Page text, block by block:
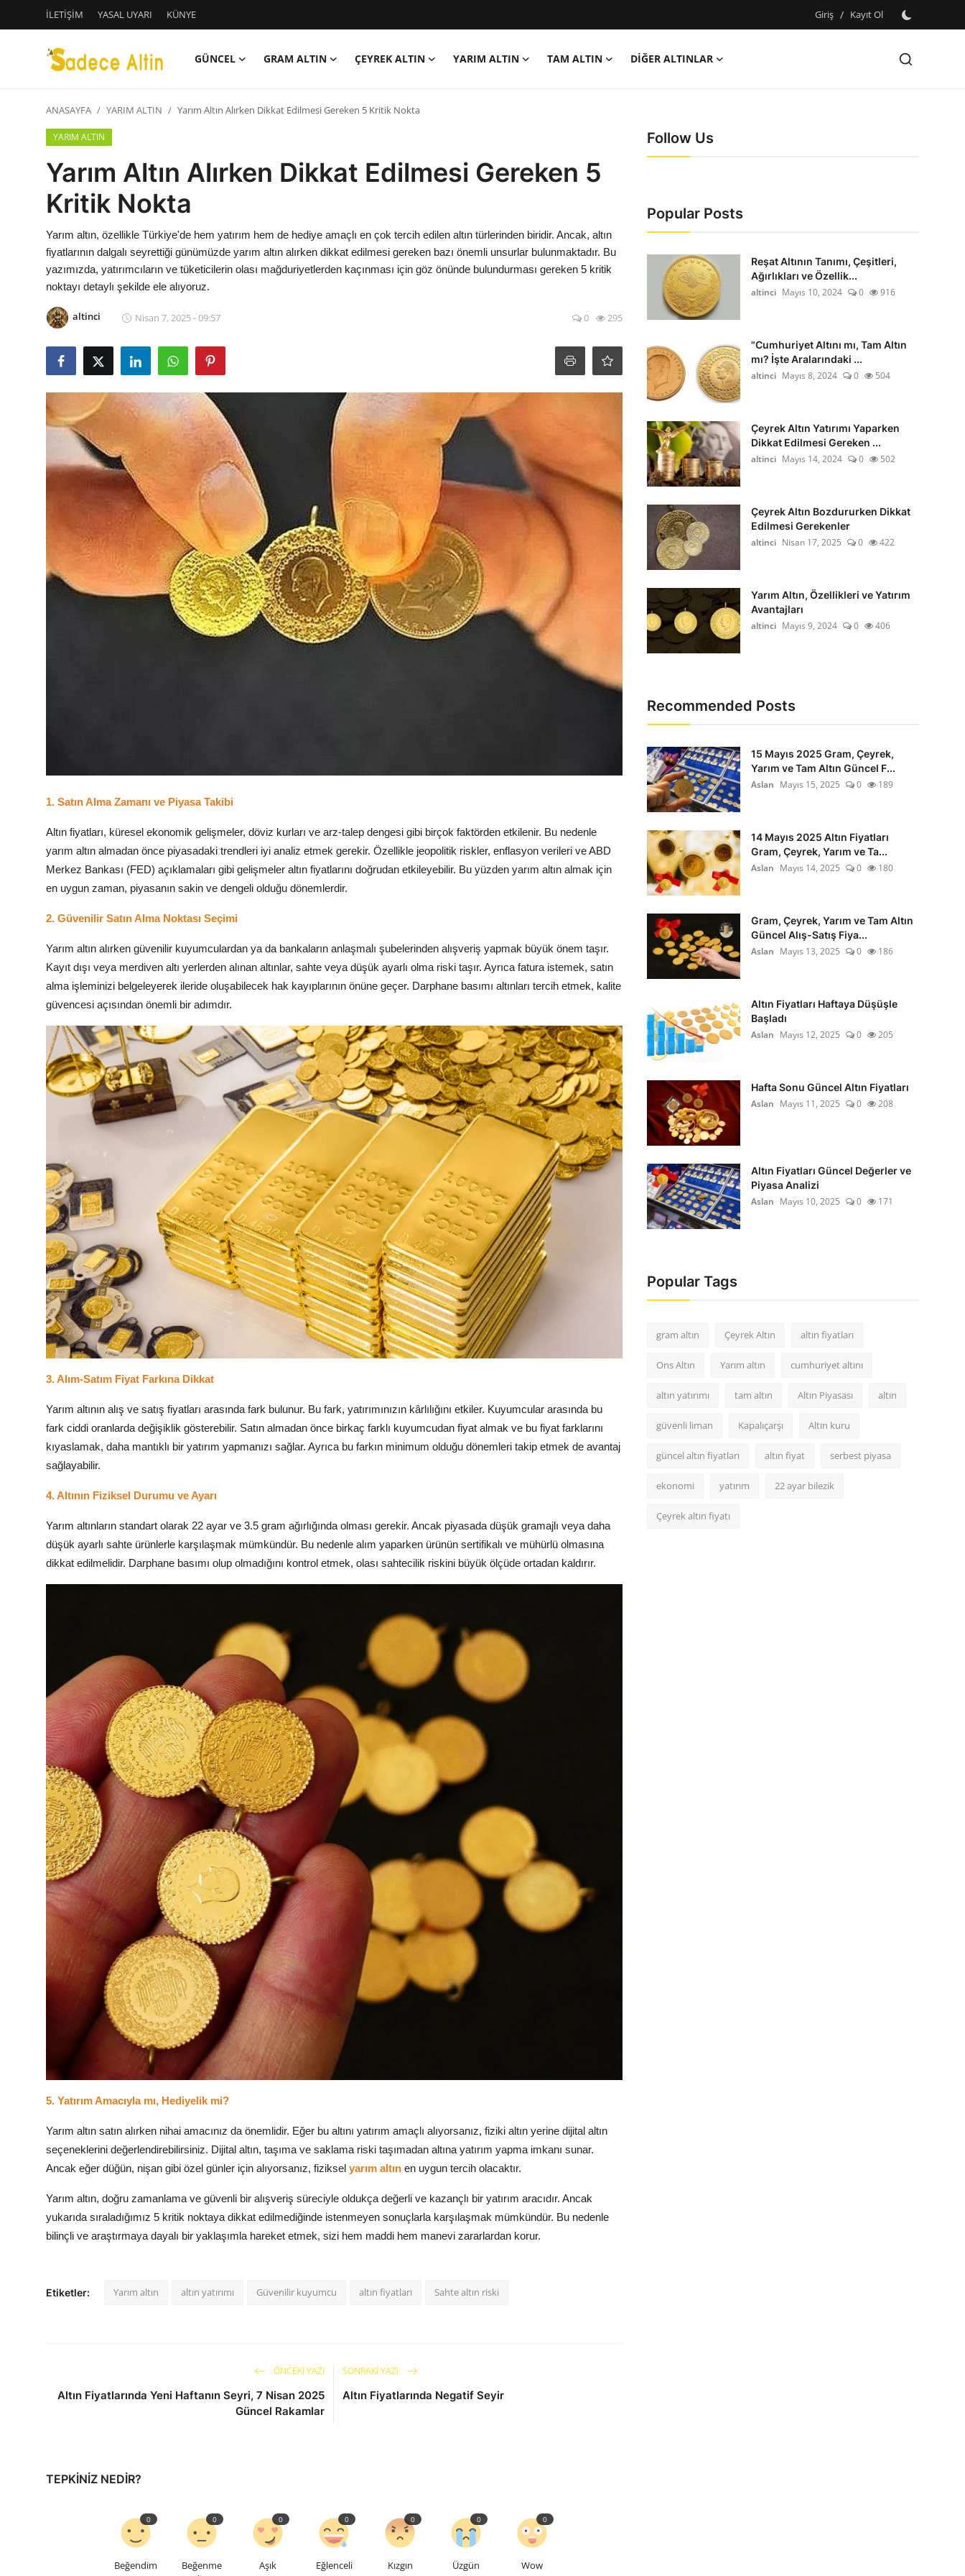
İLETİŞİM YASAL UYARI KÜNYE Giriş / Kayıt Ol
GÜNCEL GRAM ALTIN ÇEYREK ALTIN YARIM ALTIN TAM ALTIN
DİĞER ALTINLAR
YASAL UYARI
KÜNYE
GRAM ALTIN
YARIM ALTIN
TAM ALTIN
DİĞER ALTINLAR
ANASAYFA YARIM ALTIN Yarım Altın Alırken Dikkat Edilmesi Gereken 5 Kritik Nokta
YARIM ALTIN
Yarım Altın Alırken Dikkat Edilmesi Gereken 5
Kritik Nokta
Yarım altın, özellikle Türkiye'de hem yatırım hem de hediye amaçlı en çok tercih edilen altın türlerinden biridir. Ancak, altın
fiyatlarının dalgalı seyrettiği günümüzde yarım altın alırken dikkat edilmesi gereken bazı önemli unsurlar bulunmaktadır. Bu
yazımızda, yatırımcıların ve tüketicilerin olası mağduriyetlerden kaçınması için göz önünde bulundurması gereken 5 kritik
noktayı detaylı şekilde ele alıyoruz.
altinci Nisan 7, 2025 - 09:57 0 295
1. Satın Alma Zamanı ve Piyasa Takibi
Altın fiyatları, küresel ekonomik gelişmeler, döviz kurları ve arz-talep dengesi gibi birçok faktörden etkilenir. Bu nedenle
yarım altın almadan önce piyasadaki trendleri iyi analiz etmek gerekir. Özellikle jeopolitik riskler, enflasyon verileri ve ABD
Merkez Bankası (FED) açıklamaları gibi gelişmeler altın fiyatlarını doğrudan etkileyebilir. Bu yüzden yarım altın almak için
en uygun zaman, piyasanın sakin ve dengeli olduğu dönemlerdir.
2. Güvenilir Satın Alma Noktası Seçimi
Yarım altın alırken güvenilir kuyumculardan ya da bankaların anlaşmalı şubelerinden alışveriş yapmak büyük önem taşır.
Kayıt dışı veya merdiven altı yerlerden alınan altınlar, sahte veya düşük ayarlı olma riski taşır. Ayrıca fatura istemek, satın
alma işleminizi belgeleyerek ileride oluşabilecek hak kayıplarının önüne geçer. Darphane basımı altınları tercih etmek, kalite
güvencesi açısından önemli bir adımdır.
3. Alım-Satım Fiyat Farkına Dikkat
Yarım altının alış ve satış fiyatları arasında fark bulunur. Bu fark, yatırımınızın kârlılığını etkiler. Kuyumcular arasında bu
fark ciddi oranlarda değişiklik gösterebilir. Satın almadan önce birkaç farklı kuyumcudan fiyat almak ve bu fiyat farklarını
kıyaslamak, daha mantıklı bir yatırım yapmanızı sağlar. Ayrıca bu farkın minimum olduğu dönemleri takip etmek de avantaj
sağlayabilir.
4. Altının Fiziksel Durumu ve Ayarı
Yarım altınların standart olarak 22 ayar ve 3.5 gram ağırlığında olması gerekir. Ancak piyasada düşük gramajlı veya daha
düşük ayarlı sahte ürünlerle karşılaşmak mümkündür. Bu nedenle alım yaparken ürünün sertifikalı ve mühürlü olmasına
dikkat edilmelidir. Darphane basımı olup olmadığını kontrol etmek, olası sahtecilik riskini büyük ölçüde ortadan kaldırır.
5. Yatırım Amacıyla mı, Hediyelik mi?
Yarım altın satın alırken nihai amacınız da önemlidir. Eğer bu altını yatırım amaçlı alıyorsanız, fiziki altın yerine dijital altın
seçeneklerini değerlendirebilirsiniz. Dijital altın, taşıma ve saklama riski taşımadan altına yatırım yapma imkanı sunar.
Ancak eğer düğün, nişan gibi özel günler için alıyorsanız, fiziksel yarım altın en uygun tercih olacaktır.
Yarım altın, doğru zamanlama ve güvenli bir alışveriş süreciyle oldukça değerli ve kazançlı bir yatırım aracıdır. Ancak
yukarıda sıraladığımız 5 kritik noktaya dikkat edilmediğinde istenmeyen sonuçlarla karşılaşmak mümkündür. Bu nedenle
bilinçli ve araştırmaya dayalı bir yaklaşımla hareket etmek, sizi hem maddi hem manevi zararlardan korur.
Etiketler: Yarım altın altın yatırımı Güvenilir kuyumcu altın fiyatları Sahte altın riski
ÖNCEKI YAZI
Altın Fiyatlarında Yeni Haftanın Seyri, 7 Nisan 2025
Güncel Rakamlar
SONRAKI YAZI
Altın Fiyatlarında Negatif Seyir
TEPKINIZ NEDIR?
Beğendim
0
Beğenme
0
Aşık
0
Eğlenceli
0
Kızgın
0
Üzgün
0
Wow
0
Follow Us
Popular Posts
Reşat Altının Tanımı, Çeşitleri,
Ağırlıkları ve Özellik...
altinci Mayıs 10, 2024 0 916
"Cumhuriyet Altını mı, Tam Altın
mı? İşte Aralarındaki ...
altinci Mayıs 8, 2024 0 504
Çeyrek Altın Yatırımı Yaparken
Dikkat Edilmesi Gereken ...
altinci Mayıs 14, 2024 0 502
Çeyrek Altın Bozdururken Dikkat
Edilmesi Gerekenler
altinci Nisan 17, 2025 0 422
Yarım Altın, Özellikleri ve Yatırım
Avantajları
altinci Mayıs 9, 2024 0 406
Recommended Posts
15 Mayıs 2025 Gram, Çeyrek,
Yarım ve Tam Altın Güncel F...
Aslan Mayıs 15, 2025 0 189
14 Mayıs 2025 Altın Fiyatları
Gram, Çeyrek, Yarım ve Ta...
Aslan Mayıs 14, 2025 0 180
Gram, Çeyrek, Yarım ve Tam Altın
Güncel Alış-Satış Fiya...
Aslan Mayıs 13, 2025 0 186
Altın Fiyatları Haftaya Düşüşle
Başladı
Aslan Mayıs 12, 2025 0 205
Hafta Sonu Güncel Altın Fiyatları
Aslan Mayıs 11, 2025 0 208
Altın Fiyatları Güncel Değerler ve
Piyasa Analizi
Aslan Mayıs 10, 2025 0 171
Popular Tags
gram altın Çeyrek Altın altın fiyatları
Ons Altın Yarım altın cumhuriyet altını
altın yatırımı tam altın Altın Piyasası altın
güvenli liman Kapalıçarşı Altın kuru
güncel altın fiyatları altın fiyat serbest piyasa
ekonomi yatırım 22 ayar bilezik
Çeyrek altın fiyatı